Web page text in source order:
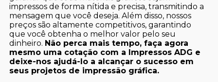
impressos de forma nítida e precisa, transmitindo a
mensagem que você deseja. Além disso, nossos
preços são altamente competitivos, garantindo
que você obtenha o melhor valor pelo seu
dinheiro. Não perca mais tempo, faça agora
mesmo uma cotação com a Impressos ADG e
deixe-nos ajudá-lo a alcançar o sucesso em
seus projetos de impressão gráfica.